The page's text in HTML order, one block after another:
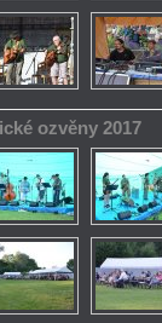
ozvěny 2017